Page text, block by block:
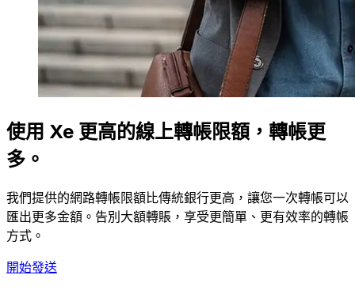
使用 Xe 更高的線上轉帳限額，轉帳更
多。
我們提供的網路轉帳限額比傳統銀行更高，讓您一次轉帳可以
匯出更多金額。告別大額轉賬，享受更簡單、更有效率的轉帳
方式。
開始發送